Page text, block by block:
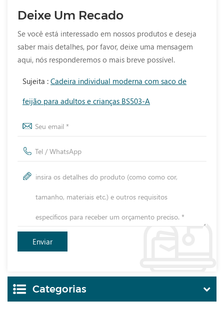
Deixe Um Recado
Se você está interessado em nossos produtos e deseja
saber mais detalhes, por favor, deixe uma mensagem
aqui, nós responderemos o mais breve possível.
Sujeita : Cadeira individual moderna com saco de
feijão para adultos e crianças BS503-A
Categorias